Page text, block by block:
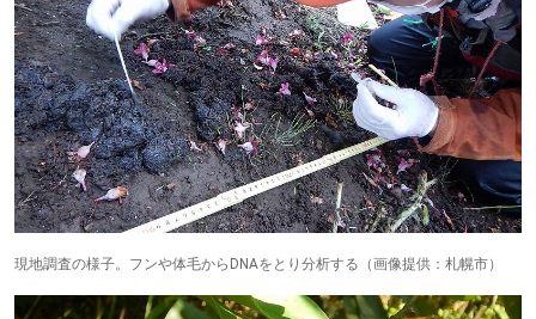
現地調査の様子。フンや体毛からDNAをとり分析する（画像提供：札幌市）